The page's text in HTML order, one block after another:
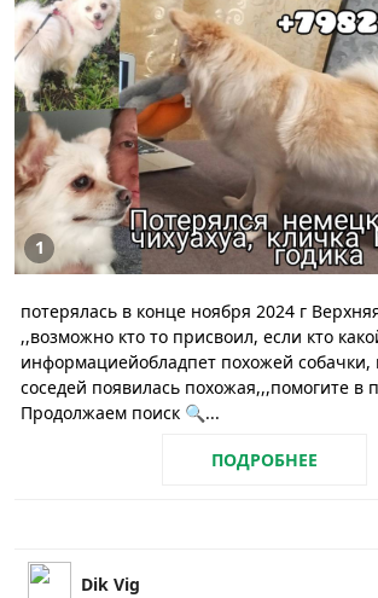
1
потерялась в конце ноября 2024 г
,,возможно кто то присвоил, если кто
информациейобладпет похожей собачки,
соседей появилась похожая,,,помогите в
Продолжаем поиск 🔍...
ПОДРОБНЕЕ
Dik Vig